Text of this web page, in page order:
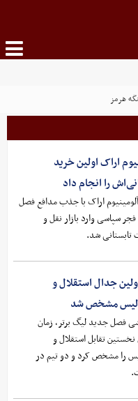
هرمز
اراک اولین خرید
را انجام داد
آلومینیوم اراک با جذب مدافع فصل
سپاسی وارد بازار نقل و
تابستانی شد.
جدال استقلال و
مشخص شد
فصل جدید لیگ برتر، زمان
نخستین تقابل استقلال و
را مشخص کرد و دو تیم در